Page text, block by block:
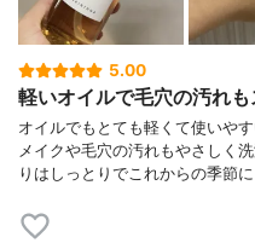
5.00
軽いオイルで毛穴の汚れも
オイルでもとても軽くて使いや
メイクや毛穴の汚れもやさしく
りはしっとりでこれからの季節